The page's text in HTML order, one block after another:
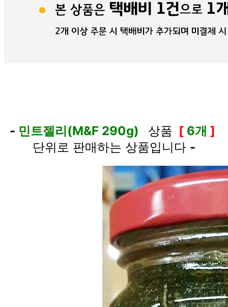
- 민트젤리(M&F 290g) 상품 [ 6개 ]
단위로 판매하는 상품입니다 -